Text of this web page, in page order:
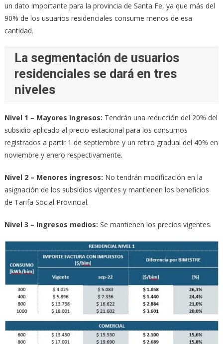
un dato importante para la provincia de Santa Fe, ya que más del
90% de los usuarios residenciales consume menos de esa
cantidad.
La segmentación de usuarios
residenciales se dará en tres
niveles
Nivel 1 – Mayores Ingresos: Tendrán una reducción del 20% del
subsidio aplicado al precio estacional para los consumos
registrados a partir 1 de septiembre y un retiro gradual del 40% en
noviembre y enero respectivamente.
Nivel 2 – Menores ingresos: No tendrán modificación en la
asignación de los subsidios vigentes y mantienen los beneficios
de Tarifa Social Provincial.
Nivel 3 – Ingresos medios: Se mantienen los precios vigentes.